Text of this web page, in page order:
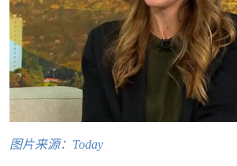
图片来源：Today